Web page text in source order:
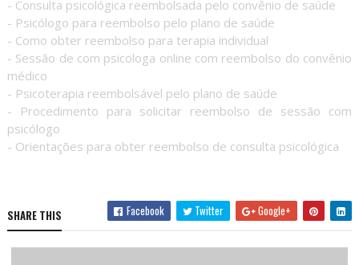
- Consulta psicológica reembolsada pelo convênio de saúde
- Psicólogo para reembolso pelo plano de saúde
- Como obter reembolso para terapia individual
- Sessão de com psicologa online com reembolso do convênio
médico
- Psicoterapia reembolsável pelo plano de saúde
- Procedimento para solicitar reembolso de sessão com
psicólogo
- Orientações para obter reembolso de consulta psicológica
SHARE THIS Facebook Twitter Google+